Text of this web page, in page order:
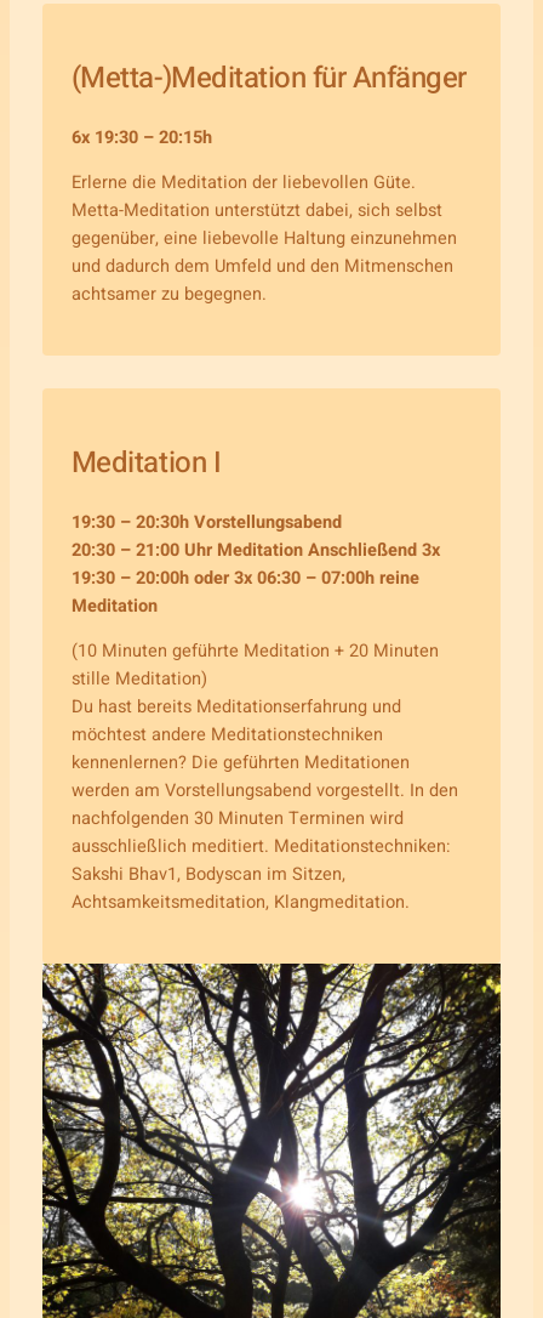
(Metta-)Meditation für Anfänger
6x 19:30 – 20:15h
Erlerne die Meditation der liebevollen Güte.
Metta-Meditation unterstützt dabei, sich selbst
gegenüber, eine liebevolle Haltung einzunehmen
und dadurch dem Umfeld und den Mitmenschen
achtsamer zu begegnen.
Meditation I
19:30 – 20:30h Vorstellungsabend
20:30 – 21:00 Uhr MeditationAnschließend3x
19:30 – 20:00h oder 3x 06:30 – 07:00h reine
Meditation
(10 Minuten geführte Meditation + 20 Minuten
stille Meditation)
Du hast bereits Meditationserfahrung und
möchtest andere Meditationstechniken
kennenlernen? Die geführten Meditationen
werden am Vorstellungsabend vorgestellt. In den
nachfolgenden 30 Minuten Terminen wird
ausschließlich meditiert. Meditationstechniken:
Sakshi Bhav1, Bodyscan im Sitzen,
Achtsamkeitsmeditation, Klangmeditation.